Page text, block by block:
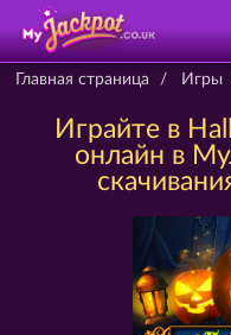
Главная страница Игры
Играйте в
онлайн в